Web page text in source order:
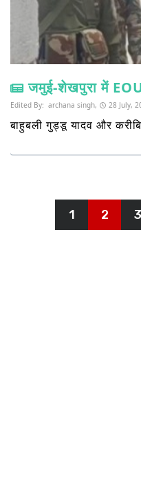
जमुई-शेखपुरा में EOU
Edited By: archana singh, 28 July,
बाहुबली गुड्डू यादव और
1 2 3